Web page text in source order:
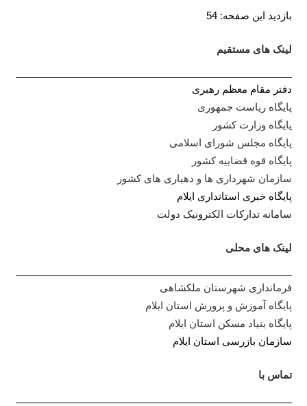
بازدید این صفحه:54
لینک های مستقیم
دفتر مقام معظم رهبری
پایگاه ریاست جمهوری
پایگاه وزارت کشور
پایگاه مجلس شورای اسلامی
پایگاه قوه قضاییه کشور
سازمان شهرداری ها و دهیاری های کشور
پایگاه خبری استانداری ایلام
سامانه تدارکات الکترونیک دولت
لینک های محلی
فرمانداری شهرستان ملکشاهی
پایگاه آموزش و پرورش استان ایلام
پایگاه بنیاد مسکن استان ایلام
سازمان بازرسی استان ایلام
تماس با